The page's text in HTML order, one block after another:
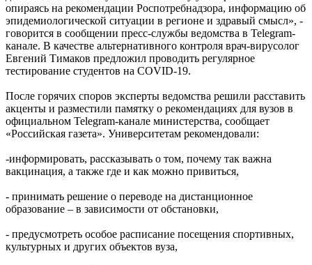
опираясь на рекомендации Роспотребнадзора, информацию об
эпидемиологической ситуации в регионе и здравый смысл», -
говорится в сообщении пресс-службы ведомства в Telegram-
канале. В качестве альтернативного контроля врач-вирусолог
Евгений Тимаков предложил проводить регулярное
тестирование студентов на COVID-19.
После горячих споров эксперты ведомства решили расставить
акценты и разместили памятку о рекомендациях для вузов в
официальном Telegram-канале министерства, сообщает
«Российская газета». Университетам рекомендовали:
-информировать, рассказывать о том, почему так важна
вакцинация, а также где и как можно привиться,
- принимать решение о переводе на дистанционное
образование – в зависимости от обстановки,
- предусмотреть особое расписание посещения спортивных,
культурных и других объектов вуза,